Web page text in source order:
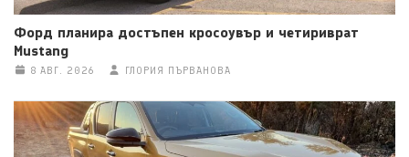
Форд планира достъпен кросоувър и четириврат
Mustang
8 АВГ. 2026 ГЛОРИЯ ПЪРВАНОВА